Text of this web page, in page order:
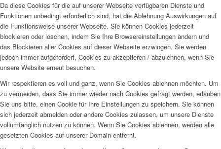
Da diese Cookies für die auf unserer Webseite verfügbaren Dienste und
Funktionen unbedingt erforderlich sind, hat die Ablehnung Auswirkungen auf
die Funktionsweise unserer Webseite. Sie können Cookies jederzeit
blockieren oder löschen, indem Sie Ihre Browsereinstellungen ändern und
das Blockieren aller Cookies auf dieser Webseite erzwingen. Sie werden
jedoch immer aufgefordert, Cookies zu akzeptieren / abzulehnen, wenn Sie
unsere Website erneut besuchen.
Wir respektieren es voll und ganz, wenn Sie Cookies ablehnen möchten. Um
zu vermeiden, dass Sie immer wieder nach Cookies gefragt werden, erlauben
Sie uns bitte, einen Cookie für Ihre Einstellungen zu speichern. Sie können
sich jederzeit abmelden oder andere Cookies zulassen, um unsere Dienste
vollumfänglich nutzen zu können. Wenn Sie Cookies ablehnen, werden alle
gesetzten Cookies auf unserer Domain entfernt.